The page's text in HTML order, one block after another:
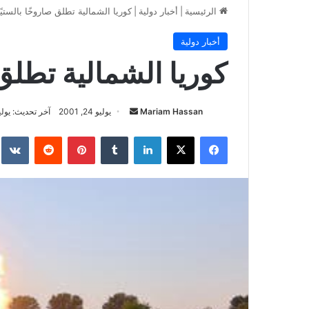
الرئيسية أخبار دولية كوريا الشمالية تطلق صاروخًا
أخبار دولية
كوريا الشمالية
Mariam Hassan
أرسل
إلكترونيا
يوليو 24, 2001 آخر تحديث: يوليو 9,
فيسبوك ‫X لينكدإن بينتيريست